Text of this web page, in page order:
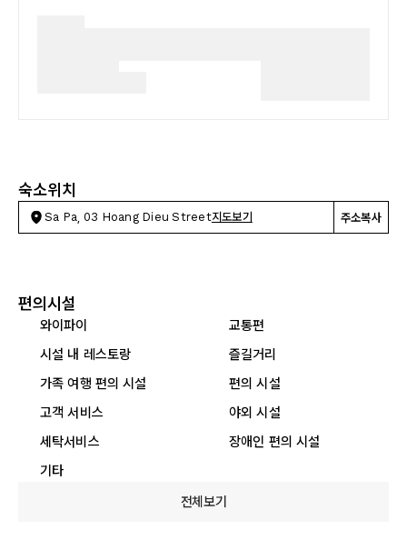
숙소위치
Sa Pa, 03 Hoang Dieu Street지도보기 주소복사
편의시설
와이파이
교통편
시설 내 레스토랑
즐길거리
가족 여행 편의 시설
편의 시설
고객 서비스
야외 시설
세탁서비스
장애인 편의 시설
기타
전체보기